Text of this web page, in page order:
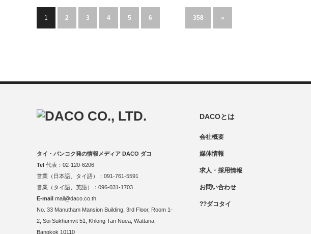
1 2 3 4 5 6 358 »
DACOとは
会社概要
媒体情報
求人・採用情報
お問い合わせ
??ダコタイ
タイ・バンコク発の情報メディア DACO ダコ
Tel 代表：02-120-6206
営業（日本語、タイ語）：091-761-5591
営業（タイ語、英語）：096-031-1703
E-mail mail@daco.co.th
No. 33 Manutham Mansion Building, 3rd Floor, Room 1-
2, Soi Sukhumvit 51, Khlong Tan Nuea, Wattana,
Bangkok 10110